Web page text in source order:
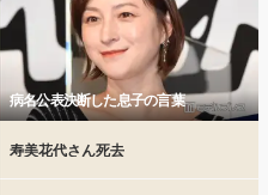
病名公表決断した息子の言葉
寿美花代さん死去